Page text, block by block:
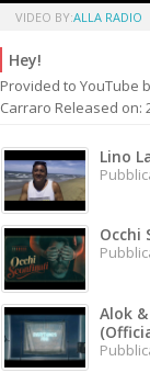
VIDEO BY:ALLA RADIO
Hey!
Provided to YouTube
Carraro Released on:
Lino
Occhi
Alok